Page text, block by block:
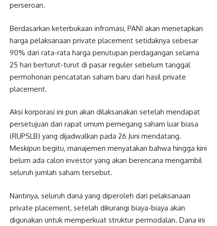
perseroan.
Berdasarkan keterbukaan infromasi, PANI akan menetapkan
harga pelaksanaan private placement setidaknya sebesar
90% dari rata-rata harga penutupan perdagangan selama
25 hari berturut-turut di pasar reguler sebelum tanggal
permohonan pencatatan saham baru dari hasil private
placement.
Aksi korporasi ini pun akan dilaksanakan setelah mendapat
persetujuan dari rapat umum pemegang saham luar biasa
(RUPSLB) yang dijadwalkan pada 26 Juni mendatang.
Meskipun begitu, manajemen menyatakan bahwa hingga kini
belum ada calon investor yang akan berencana mengambil
seluruh jumlah saham tersebut.
Nantinya, seluruh dana yang diperoleh dari pelaksanaan
private placement, setelah dikurangi biaya-biaya akan
digunakan untuk memperkuat struktur permodalan. Dana ini